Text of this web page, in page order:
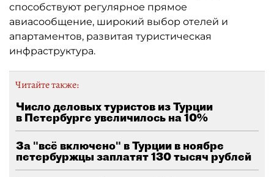
способствуют регулярное прямое
авиасообщение, широкий выбор отелей и
апартаментов, развитая туристическая
инфраструктура.
Читайте также:
Число деловых туристов из Турции
в Петербурге увеличилось на 10%
За "всё включено" в Турции в ноябре
петербуржцы заплатят 130 тысяч рублей